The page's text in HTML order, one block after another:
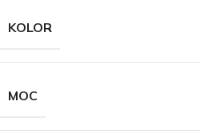
KOLOR
MOC